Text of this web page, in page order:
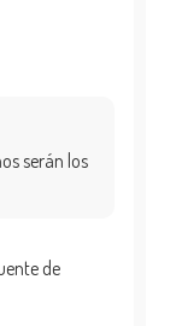
serán los
de